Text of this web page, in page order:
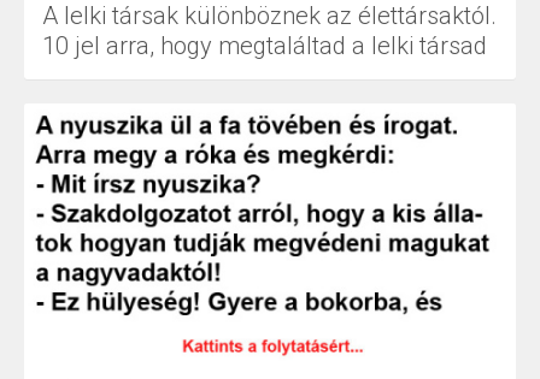
A lelki társak különböznek az élettársaktól.
10 jel arra, hogy megtaláltad a lelki társad